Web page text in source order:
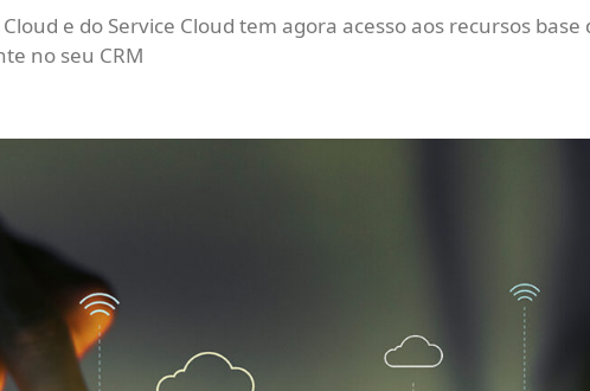
e do Service Cloud tem agora acesso aos recursos base
no seu CRM